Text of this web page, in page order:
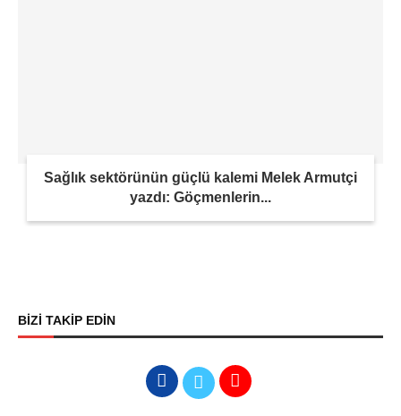
Sağlık sektörünün güçlü kalemi Melek Armutçi
yazdı: Göçmenlerin...
BİZİ TAKİP EDİN